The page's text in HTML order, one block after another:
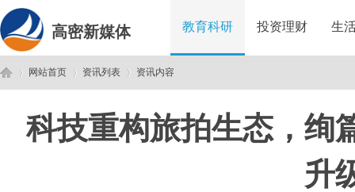
高密新媒体 教育科研 投资理财 生
网站首页
›
资讯列表
›
资讯内容
科技重构旅拍生态，绚
升